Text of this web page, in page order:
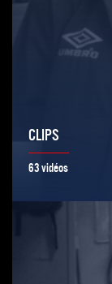
CLIPS
63 vidéos